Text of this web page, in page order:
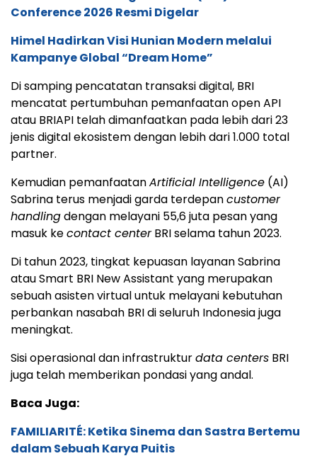
Conference 2026 Resmi Digelar
Himel Hadirkan Visi Hunian Modern melalui
Kampanye Global “Dream Home”
Di samping pencatatan transaksi digital, BRI
mencatat pertumbuhan pemanfaatan open API
atau BRIAPI telah dimanfaatkan pada lebih dari 23
jenis digital ekosistem dengan lebih dari 1.000 total
partner.
Kemudian pemanfaatanArtificial Intelligence (AI)
Sabrina terus menjadi garda terdepancustomer
handlingdengan melayani 55,6 juta pesan yang
masuk kecontact centerBRI selama tahun 2023.
Di tahun 2023, tingkat kepuasan layanan Sabrina
atau Smart BRI New Assistant yang merupakan
sebuah asisten virtual untuk melayani kebutuhan
perbankan nasabah BRI di seluruh Indonesia juga
meningkat.
Sisi operasional dan infrastrukturdata centers BRI
juga telah memberikan pondasi yang andal.
Baca Juga:
FAMILIARITÉ: Ketika Sinema dan Sastra Bertemu
dalam Sebuah Karya Puitis